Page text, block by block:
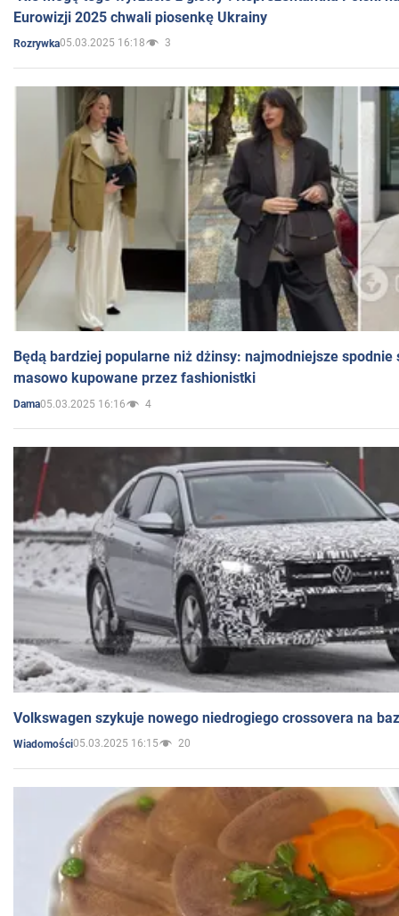
Eurowizji 2025 chwali piosenkę Ukrainy
Rozrywka05.03.2025 16:18 3
Będą bardziej popularne niż dżinsy: najmodniejsze spodnie
masowo kupowane przez fashionistki
Dama05.03.2025 16:16 4
Volkswagen szykuje nowego niedrogiego crossovera na
Wiadomości05.03.2025 16:15 20